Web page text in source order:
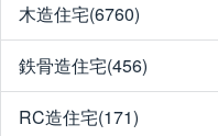
木造住宅(6760)
鉄骨造住宅(456)
RC造住宅(171)